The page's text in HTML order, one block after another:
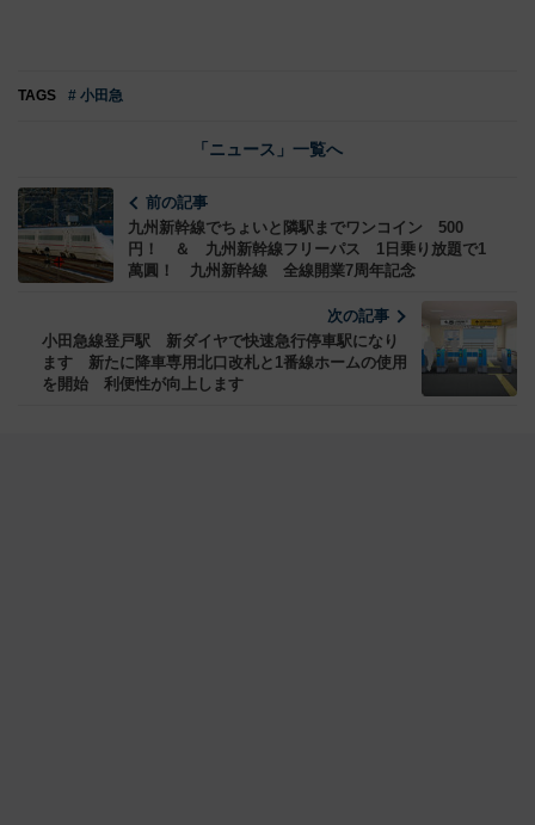
TAGS # 小田急
「ニュース」一覧へ
前の記事
九州新幹線でちょいと隣駅までワンコイン 500
円！ ＆ 九州新幹線フリーパス 1日乗り放題で1
萬圓！ 九州新幹線 全線開業7周年記念
次の記事
小田急線登戸駅 新ダイヤで快速急行停車駅になり
ます 新たに降車専用北口改札と1番線ホームの使用
を開始 利便性が向上します